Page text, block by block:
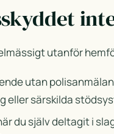
utanför
utan
eller särskilda
du själv deltagit i